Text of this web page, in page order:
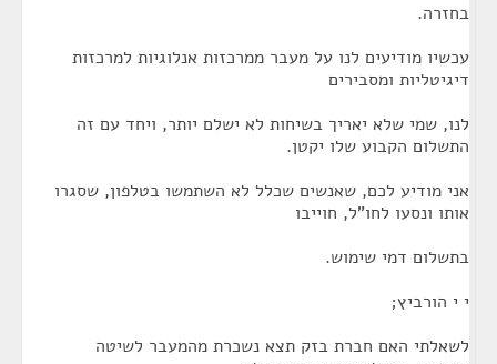
בחזרה.
עכשיו מודיעים לנו על מעבר ממרכזות אנלוגיות למרכזות
דיגיטליות ומסבירים
לנו, שמי שלא יאריך בשיחות לא ישלם יותר, ויחד עם זה
התשלום הקבוע שלו יקטן.
אני מודיע לכם, שאנשים שכלל לא השתמשו בטלפון, שסגרו
אותו ונסעו לחו"ל, חוייבו
בתשלום דמי שימוש.
י י הורביץ;
לשאלתי האם חברת בזק תצא נשכרת מהמעבר לשיטה